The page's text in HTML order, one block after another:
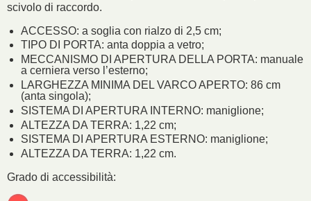
scivolo di raccordo.
ACCESSO: a soglia con rialzo di 2,5 cm;
TIPO DI PORTA: anta doppia a vetro;
MECCANISMO DI APERTURA DELLA PORTA: manuale
a cerniera verso l’esterno;
LARGHEZZA MINIMA DEL VARCO APERTO: 86 cm
(anta singola);
SISTEMA DI APERTURA INTERNO: maniglione;
ALTEZZA DA TERRA: 1,22 cm;
SISTEMA DI APERTURA ESTERNO: maniglione;
ALTEZZA DA TERRA: 1,22 cm.
Grado di accessibilità: